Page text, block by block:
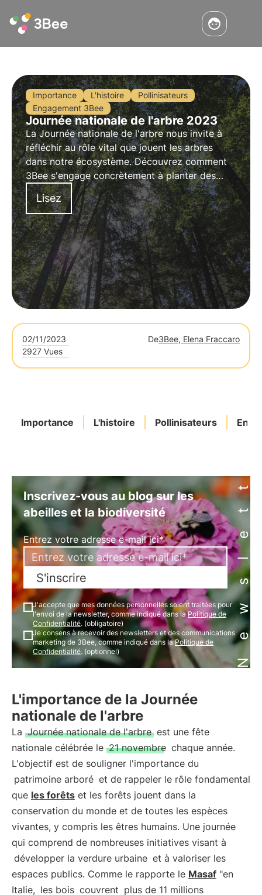
Importance L'histoire
Pollinisateurs
Engagement 3Bee
Journée nationale de l'arbre 2023
La Journée nationale de l'arbre nous invite à
réfléchir au rôle vital que jouent les arbres
dans notre écosystème. Découvrez comment
3Bee s'engage concrètement à planter des
arbres nectarifères pour fournir de la nourriture
aux insectes pollinisateurs et régénérer la
biodiversité.
Lisez
02/11/2023 De3Bee, Elena Fraccaro
2927 Vues
Importance L'histoire Pollinisateurs Newsletter
Inscrivez-vous au blog sur les
abeilles et la biodiversité
Entrez votre adresse e-mail ici*
S'inscrire
J'accepte que mes données personnelles soient traitées pour
l'envoi de la newsletter, comme indiqué dans laPolitique de
Confidentialité. (obligatoire)
Je consens à recevoir des newsletters et des communications
marketing de 3Bee, comme indiqué dans laPolitique de
Confidentialité. (optionnel)
L'importance de la Journée
nationale de l'arbre
La Journée nationale de l'arbre est une fête
nationale célébrée le 21 novembre chaque année.
L'objectif est de souligner l'importance du
patrimoine arboré et de rappeler le rôle fondamental
que les forêts et les forêts jouent dans la
conservation du monde et de toutes les espèces
vivantes, y compris les êtres humains. Une journée
qui comprend de nombreuses initiatives visant à
développer la verdure urbaine et à valoriser les
espaces publics. Comme le rapporte le Masaf "en
Italie, les bois couvrent plus de 11 millions